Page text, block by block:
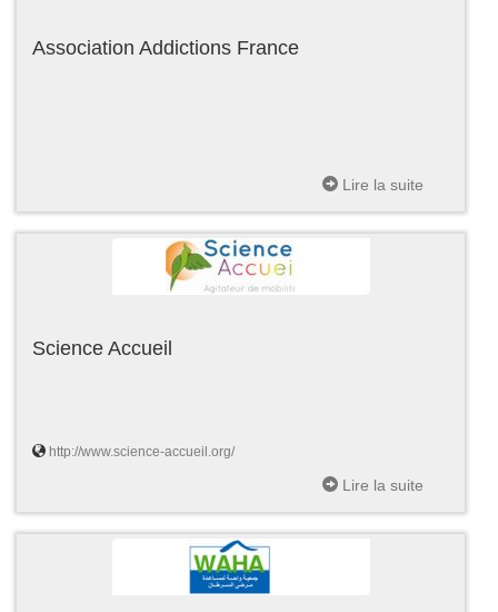
Association Addictions France
Lire la suite
Science Accueil
http://www.science-accueil.org/
Lire la suite